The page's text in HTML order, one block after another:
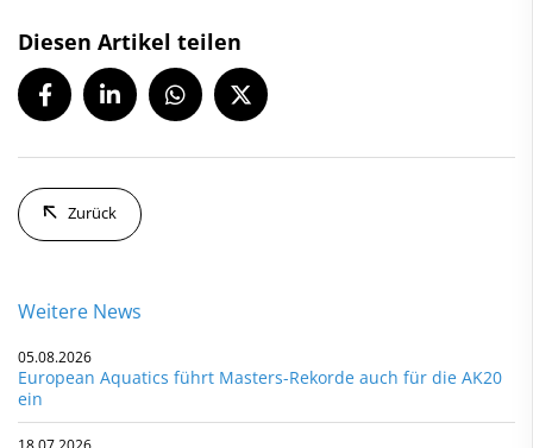
Diesen Artikel teilen
Zurück
Weitere News
05.08.2026
European Aquatics führt Masters-Rekorde auch für die AK20
ein